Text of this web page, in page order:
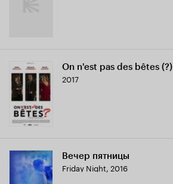
On n'est pas des bêtes (?)
2017
Вечер пятницы
Friday Night, 2016